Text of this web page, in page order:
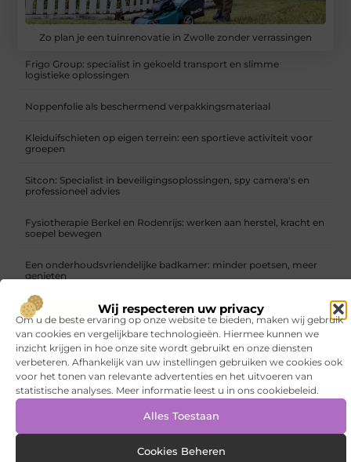
Wij respecteren uw privacy
Om u de beste ervaring op onze website te bieden, maken wij gebruik
van cookies en vergelijkbare technologieën. Hiermee kunnen we
inzicht krijgen in hoe onze site wordt gebruikt en onze diensten
verbeteren. Afhankelijk van uw instellingen gebruiken we cookies ook
voor het tonen van relevante advertenties en het uitvoeren van
statistische analyses. Meer informatie leest u in ons cookiebeleid.
Alles Toestaan
Cookies Beheren
Zo plan je een tuinrenovatie in Zwolle zonder verrassingen
Frigo Group: specialist in gekoeld transport en slimme
logistieke oplossingen
Noppenfolie als beschermend verpakkingsmateriaal
Kleiduifschieten op eigen terrein: een sportieve activiteit voor
groepen
Sitcon: Specialist in beveiligingsoplossingen, spy camera's en
professioneel advies
Fysiotherapie Berkel en Rodenrijs: werken aan herstel, kracht en
soepel bewegen
Een onderhoudsvriendelijke badkamer: minder poetsen, meer
genieten
CATEGORIEËN
Aanbiedingen(94) Architectuur
Auto's en Motoren(4) Banen en opleidingen (7)
Beauty en verzorging(7) Bedrijven(18) Bloemen(1)
Blog(5) Cadeau(1) Dienstverlening(19)